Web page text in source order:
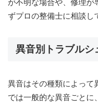
が不明な場合や、修理が
ずプロの整備士に相談し
異音別トラブルシ
異音はその種類によって
では一般的な異音ごとに